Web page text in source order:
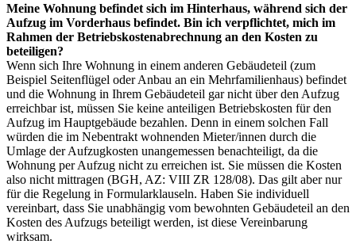
Meine Wohnung befindet sich im Hinterhaus, während sich der
Aufzug im Vorderhaus befindet. Bin ich verpflichtet, mich im
Rahmen der Betriebskostenabrechnung an den Kosten zu
beteiligen?
Wenn sich Ihre Wohnung in einem anderen Gebäudeteil (zum
Beispiel Seitenflügel oder Anbau an ein Mehrfamilienhaus) befindet
und die Wohnung in Ihrem Gebäudeteil gar nicht über den Aufzug
erreichbar ist, müssen Sie keine anteiligen Betriebskosten für den
Aufzug im Hauptgebäude bezahlen. Denn in einem solchen Fall
würden die im Nebentrakt wohnenden Mieter/innen durch die
Umlage der Aufzugkosten unangemessen benachteiligt, da die
Wohnung per Aufzug nicht zu erreichen ist. Sie müssen die Kosten
also nicht mittragen (BGH, AZ: VIII ZR 128/08). Das gilt aber nur
für die Regelung in Formularklauseln. Haben Sie individuell
vereinbart, dass Sie unabhängig vom bewohnten Gebäudeteil an den
Kosten des Aufzugs beteiligt werden, ist diese Vereinbarung
wirksam.